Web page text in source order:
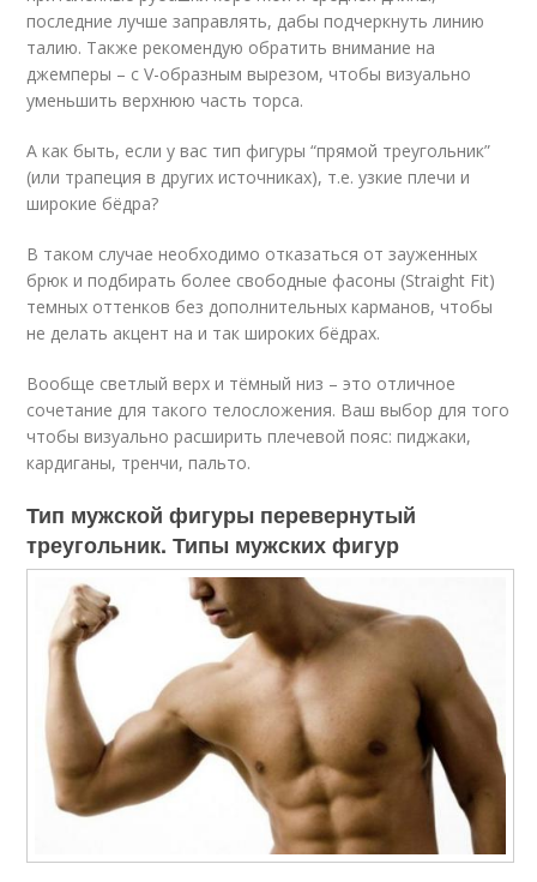
последние лучше заправлять, дабы подчеркнуть линию
талию. Также рекомендую обратить внимание на
джемперы – с V-образным вырезом, чтобы визуально
уменьшить верхнюю часть торса.
А как быть, если у вас тип фигуры “прямой треугольник”
(или трапеция в других источниках), т.е. узкие плечи и
широкие бёдра?
В таком случае необходимо отказаться от зауженных
брюк и подбирать более свободные фасоны (Straight Fit)
темных оттенков без дополнительных карманов, чтобы
не делать акцент на и так широких бёдрах.
Вообще светлый верх и тёмный низ – это отличное
сочетание для такого телосложения. Ваш выбор для того
чтобы визуально расширить плечевой пояс: пиджаки,
кардиганы, тренчи, пальто.
Тип мужской фигуры перевернутый
треугольник. Типы мужских фигур